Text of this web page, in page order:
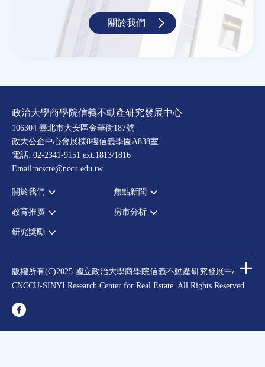
關於我們
政治大學商學院信義不動產研究發展中心
106304 臺北市大安區金華街187號
政大公企中心會展棟8樓信義學園A838室
電話: 02-2341-9151 ext.1813/1816
Email:ncscre@nccu.edu.tw
關於我們
宗旨願景
設置辦法
指導委員
中心成員
聯絡我們
焦點新聞
全部新聞
法律新訊
教育推廣
全部活動
理財規劃講座
房市分析
研究獎勵
中心獎勵
住宅學會論文獎支援
都市計劃學會論文獎支援
版權所有(C)2025 國立政治大學商學院信義不動產研究發展中心
CNCCU-SINYI Research Center for Real Estate. All Rights Reserved.